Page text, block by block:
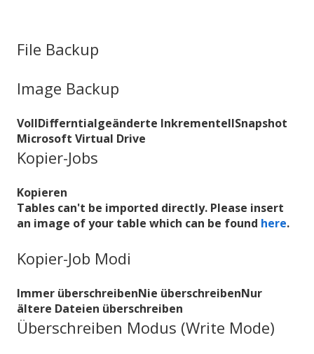
File Backup
Image Backup
VollDifferntialgeänderte InkrementellSnapshot
Microsoft Virtual Drive
Kopier-Jobs
Kopieren
Tables can't be imported directly. Please insert
an image of your table which can be found here.
Kopier-Job Modi
Immer überschreibenNie überschreibenNur
ältere Dateien überschreiben
Überschreiben Modus (Write Mode)